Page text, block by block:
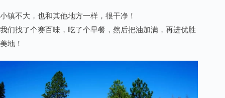
小镇不大，也和其他地方一样，很干净！
我们找了个赛百味，吃了个早餐，然后把油加满，再进优胜
美地！